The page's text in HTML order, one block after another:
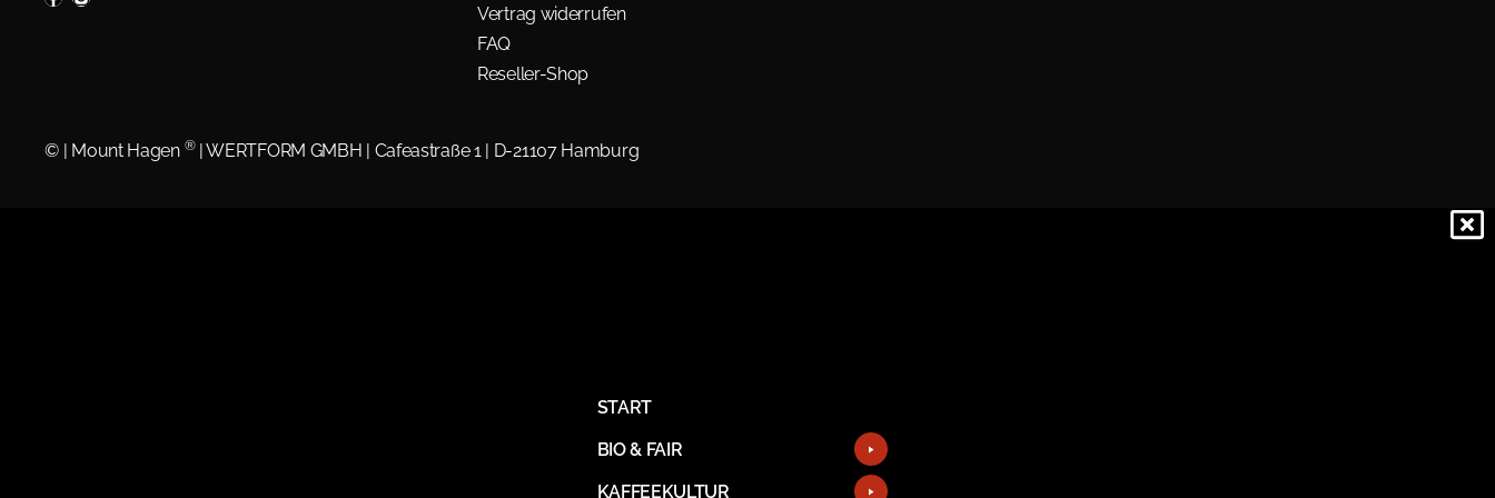
Vertrag widerrufen
FAQ
Reseller-Shop
© | Mount Hagen ®| WERTFORM GMBH | Cafeastraße 1 | D-21107 Hamburg
START
BIO & FAIR
KAFFEEKULTUR